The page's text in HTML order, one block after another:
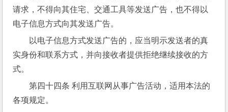
请求，不得向其住宅、交通工具等发送广告，也不得以
电子信息方式向其发送广告。
以电子信息方式发送广告的，应当明示发送者的真
实身份和联系方式，并向接收者提供拒绝继续接收的方
式。
第四十四条 利用互联网从事广告活动，适用本法的
各项规定。